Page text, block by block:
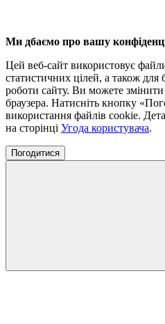
Ми дбаємо про вашу
Цей веб-сайт використовує
статистичних цілей, а також для
роботи сайту. Ви можете
браузера. Натисніть кнопку
використання файлів cookie.
на сторінці Угода користувача.
Погодитися